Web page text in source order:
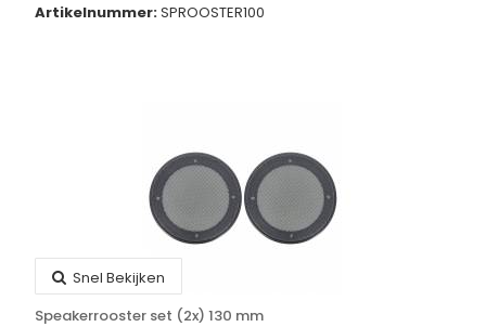
Artikelnummer:SPROOSTER100
Snel Bekijken
Speakerrooster set (2x) 130 mm